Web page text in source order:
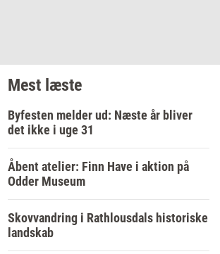
Mest læste
Byfesten melder ud: Næste år bliver
det ikke i uge 31
Åbent atelier: Finn Have i aktion på
Odder Museum
Skovvandring i Rathlousdals historiske
landskab